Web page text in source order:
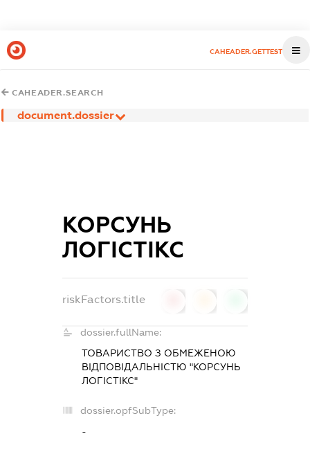
CAHEADER.GETTEST
CAHEADER.SEARCH
document.dossier
КОРСУНЬ
ЛОГІСТІКС
riskFactors.title
dossier.fullName:
ТОВАРИСТВО З ОБМЕЖЕНОЮ
ВІДПОВІДАЛЬНІСТЮ "КОРСУНЬ
ЛОГІСТІКС"
dossier.opfSubType:
-